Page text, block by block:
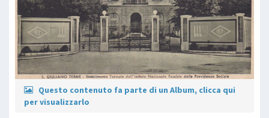
Questo contenuto fa parte di un Album, clicca qui
per visualizzarlo